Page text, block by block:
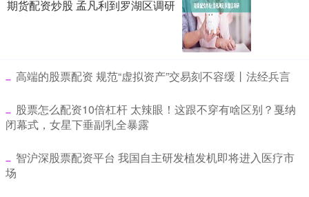
期货配资炒股 孟凡利到罗湖区调研
​高端的股票配资 规范“虚拟资产”交易刻不容缓丨法经兵言
​股票怎么配资10倍杠杆 太辣眼！这跟不穿有啥区别？戛纳
闭幕式，女星下垂副乳全暴露
​智沪深股票配资平台 我国自主研发植发机即将进入医疗市
场